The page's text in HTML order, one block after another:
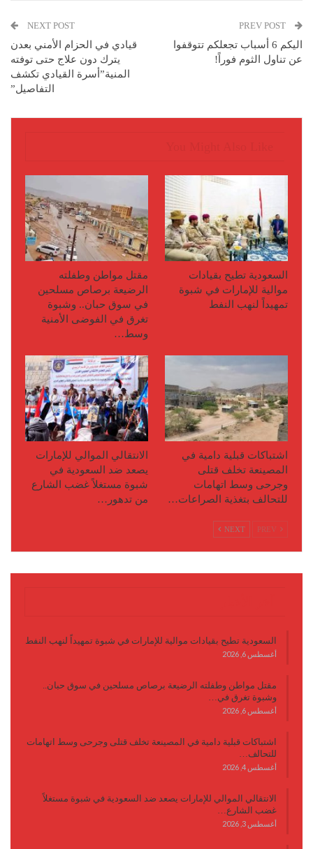
اليكم 6 أسباب تجعلكم تتوقفوا
عن تناول الثوم فوراً!
NEXT POST
قيادي في الحزام الأمني بعدن
يترك دون علاج حتى توفته
المنية”أسرة القيادي تكشف
التفاصيل”
السعودية تطيح بقيادات
موالية للإمارات في شبوة
تمهيداً لنهب النفط
مقتل مواطن وطفلته
الرضيعة برصاص مسلحين
في سوق حبان.. وشبوة
تغرق في الفوضى الأمنية
وسط…
اشتباكات قبلية دامية في
المصينعة تخلف قتلى
وجرحى وسط اتهامات
للتحالف بتغذية الصراعات…
الانتقالي الموالي للإمارات
يصعد ضد السعودية في
شبوة مستغلاً غضب الشارع
من تدهور…
NEXT
السعودية تطيح بقيادات موالية للإمارات في شبوة تمهيداً لنهب النفط
أغسطس 6, 2026
مقتل مواطن وطفلته الرضيعة برصاص مسلحين في سوق حبان..
وشبوة تغرق في…
أغسطس 6, 2026
اشتباكات قبلية دامية في المصينعة تخلف قتلى وجرحى وسط اتهامات
للتحالف…
أغسطس 4, 2026
الانتقالي الموالي للإمارات يصعد ضد السعودية في شبوة مستغلاً
غضب الشارع…
أغسطس 3, 2026